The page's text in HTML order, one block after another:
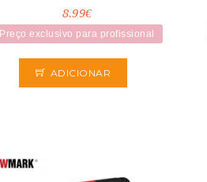
8.99€
Preço exclusivo para profissional
ADICIONAR